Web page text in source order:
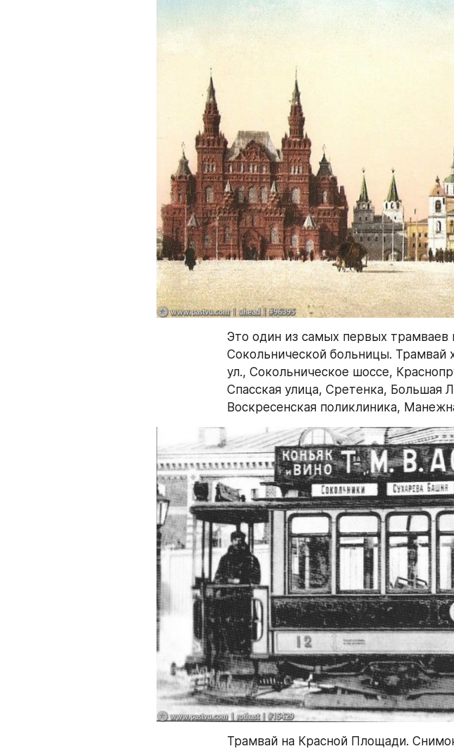
Это один из самых первых
Сокольнической больницы.
ул., Сокольническое шоссе,
Спасская улица, Сретенка, Большая
Воскресенская поликлиника,
Трамвай на Красной Площади.